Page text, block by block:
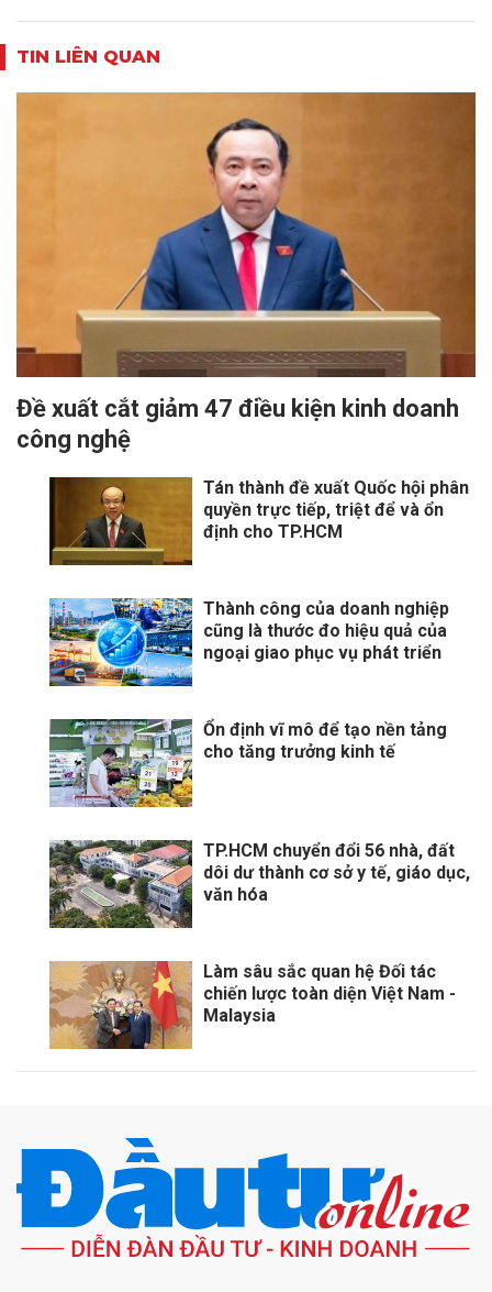
TIN LIÊN QUAN
​Đề xuất cắt giảm 47 điều kiện kinh doanh
công nghệ
Tán thành đề xuất Quốc hội phân
quyền trực tiếp, triệt để và ổn
định cho TP.HCM
Thành công của doanh nghiệp
cũng là thước đo hiệu quả của
ngoại giao phục vụ phát triển
Ổn định vĩ mô để tạo nền tảng
cho tăng trưởng kinh tế
TP.HCM chuyển đổi 56 nhà, đất
dôi dư thành cơ sở y tế, giáo dục,
văn hóa
Làm sâu sắc quan hệ Đối tác
chiến lược toàn diện Việt Nam -
Malaysia